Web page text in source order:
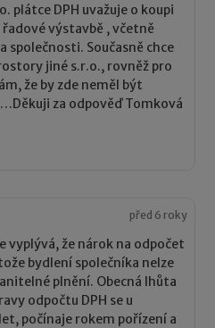
plátce DPH uvažuje o koupi
výstavbě , včetně
společnosti. Současně chce
jiné s.r.o., rovněž pro
že by zde neměl být
za odpověď Tomková
před 6 roky
vyplývá, že nárok na odpočet
bydlení společníka nelze
plnění. Obecná lhůta
odpočtu DPH se u
počínaje rokem pořízení a